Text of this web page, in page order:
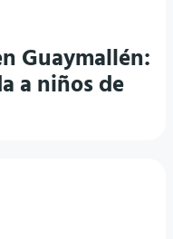
Guaymallén:
a niños de